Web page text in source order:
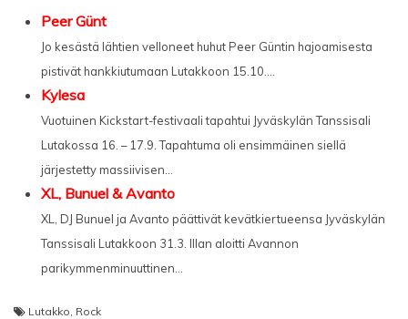
Peer Günt
Jo kesästä lähtien velloneet huhut Peer Güntin hajoamisesta
pistivät hankkiutumaan Lutakkoon 15.10....
Kylesa
Vuotuinen Kickstart-festivaali tapahtui Jyväskylän Tanssisali
Lutakossa 16. – 17.9. Tapahtuma oli ensimmäinen siellä
järjestetty massiivisen...
XL, Bunuel & Avanto
XL, DJ Bunuel ja Avanto päättivät kevätkiertueensa Jyväskylän
Tanssisali Lutakkoon 31.3. Illan aloitti Avannon
parikymmenminuuttinen...
Lutakko, Rock